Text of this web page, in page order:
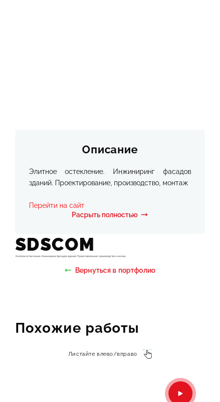
Описание
Элитное остекление. Инжиниринг фасадов
зданий. Проектирование, производство, монтаж
Перейти на сайт
Расрыть полностью
SDSCOM
Элитное остекление. Инжиниринг фасадов зданий. Проектирование, производство, монтаж
Вернуться в портфолио
Похожие работы
Листайте влево/вправо